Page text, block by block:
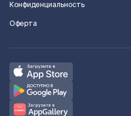
Конфиденциальность
Оферта